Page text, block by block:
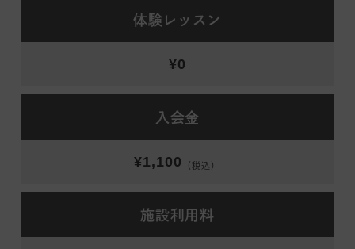
体験レッスン
¥0
入会金
¥1,100 （税込）
施設利用料